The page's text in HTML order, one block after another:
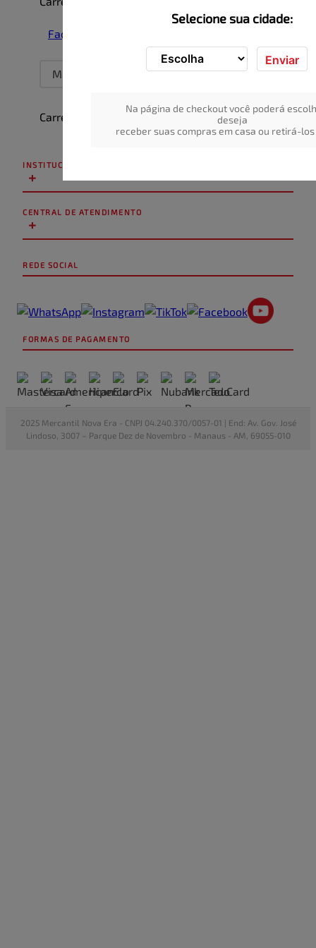
Selecione sua cidade:
Enviar
Na página de checkout você poderá
deseja
receber suas compras em casa ou retirá-
Faça login para escrever uma avaliação.
Mais recentes Todos
Carregando avaliações…
INSTITUCIONAL
+
CENTRAL DE ATENDIMENTO
+
REDE SOCIAL
FORMAS DE PAGAMENTO
2025 Mercantil Nova Era - CNPJ 04.240.370/0057-01 | End: Av. Gov. José
Lindoso, 3007 – Parque Dez de Novembro - Manaus - AM, 69055-010